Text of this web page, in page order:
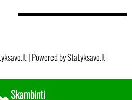
| Powered by Statyksavo.lt
Skambinti